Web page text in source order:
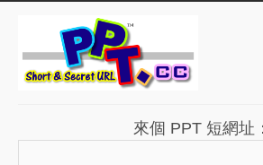
來個 PPT 短網址：